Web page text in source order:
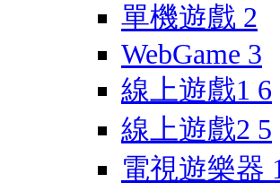
單機遊戲 2
WebGame 3
線上遊戲1 6
線上遊戲2 5
電視遊樂器